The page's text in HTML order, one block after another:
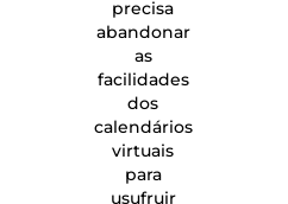
precisa
abandonar
as
facilidades
dos
calendários
virtuais
para
usufruir